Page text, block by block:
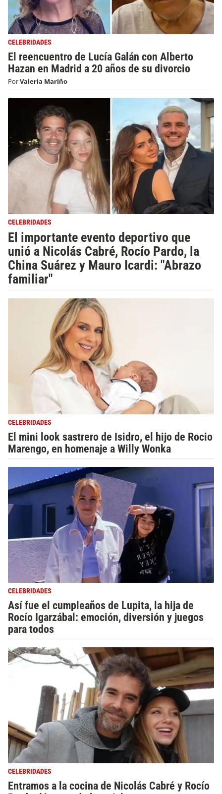
CELEBRIDADES
El reencuentro de Lucía Galán con Alberto
Hazan en Madrid a 20 años de su divorcio
PorValeria Mariño
CELEBRIDADES
El importante evento deportivo que
unió a Nicolás Cabré, Rocío Pardo, la
China Suárez y Mauro Icardi: "Abrazo
familiar"
CELEBRIDADES
El mini look sastrero de Isidro, el hijo de Rocio
Marengo, en homenaje a Willy Wonka
CELEBRIDADES
Así fue el cumpleaños de Lupita, la hija de
Rocío Igarzábal: emoción, diversión y juegos
para todos
CELEBRIDADES
Entramos a la cocina de Nicolás Cabré y Rocío